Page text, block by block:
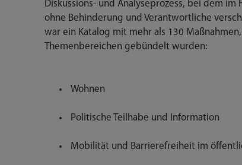
Diskussions- und Analyseprozess, bei dem
ohne Behinderung und Verantwortliche
war ein Katalog mit mehr als 130
Themenbereichen gebündelt wurden:
Wohnen
Politische Teilhabe und Information
Mobilität und Barrierefreiheit im